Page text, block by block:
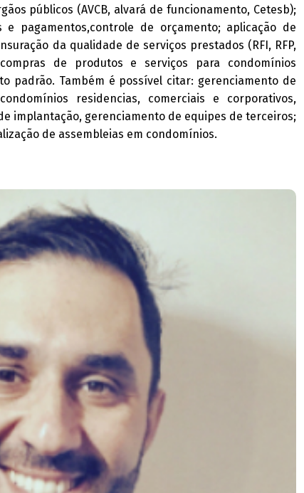
públicos (AVCB, alvará de funcionamento, Cetesb);
pagamentos,controle de orçamento; aplicação de
da qualidade de serviços prestados (RFI, RFP,
de produtos e serviços para condomínios
padrão. Também é possível citar: gerenciamento de
residencias, comerciais e corporativos,
implantação, gerenciamento de equipes de terceiros;
de assembleias em condomínios.